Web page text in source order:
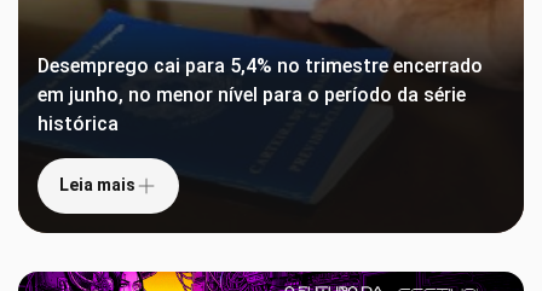
Desemprego cai para 5,4% no trimestre encerrado
em junho, no menor nível para o período da série
histórica
Leia mais